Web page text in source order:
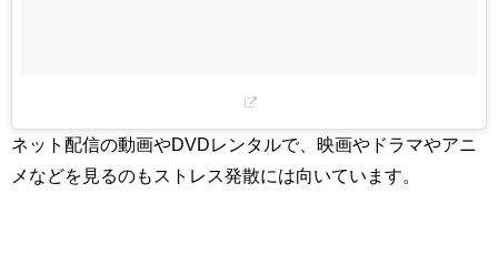
ネット配信の動画やDVDレンタルで、映画やドラマやアニ
メなどを見るのもストレス発散には向いています。